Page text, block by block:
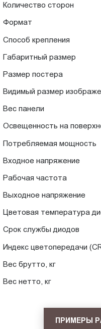
Количество сторон
Формат
Способ крепления
Габаритный размер
Размер постера
Видимый размер
Вес панели
Освещенность на
Потребляемая мощность
Входное напряжение
Рабочая частота
Выходное напряжение
Цветовая температура
Срок службы диодов
Индекс цветопередачи
Вес брутто, кг
Вес нетто, кг
ПРИМЕРЫ